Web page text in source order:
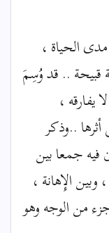
الحياة ،
قبيحة .. قد وُسِمَ
،
..وذكر
فيه جمعا بين
الإِهانة ،
من الوجه وهو